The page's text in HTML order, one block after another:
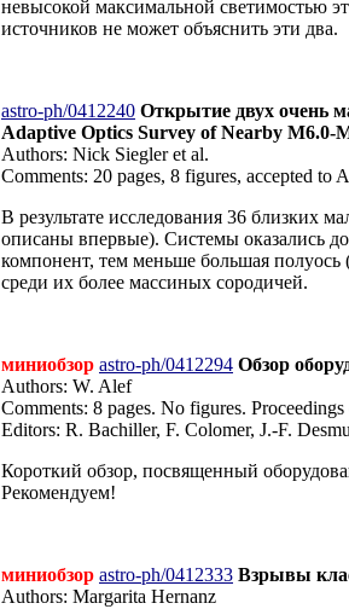
невысокой максимальной светимостью
источников не может объяснить эти два.
astro-ph/0412240 Открытие двух очень
Adaptive Optics Survey of Nearby M6.0-
Authors: Nick Siegler et al.
Comments: 20 pages, 8 figures, accepted to
В результате исследования 36 близких
описаны впервые). Системы оказались
компонент, тем меньше большая
среди их более массиных сородичей.
миниобзор astro-ph/0412294 Обзор
Authors: W. Alef
Comments: 8 pages. No figures.
Editors: R. Bachiller, F. Colomer, J.-F.
Короткий обзор, посвященный
Рекомендуем!
миниобзор astro-ph/0412333 Взрывы
Authors: Margarita Hernanz